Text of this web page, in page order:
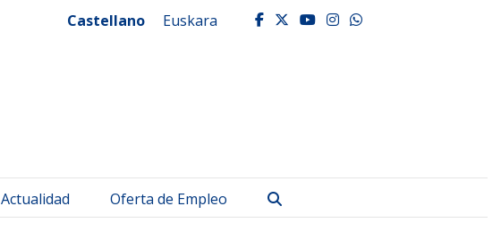
Castellano Euskara facebook
twitter
youtube
instagram
whatsapp
Actualidad Oferta de Empleo